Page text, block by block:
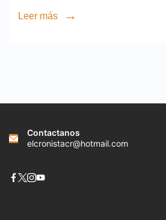
Leer más
Contactanos
elcronistacr@hotmail.com